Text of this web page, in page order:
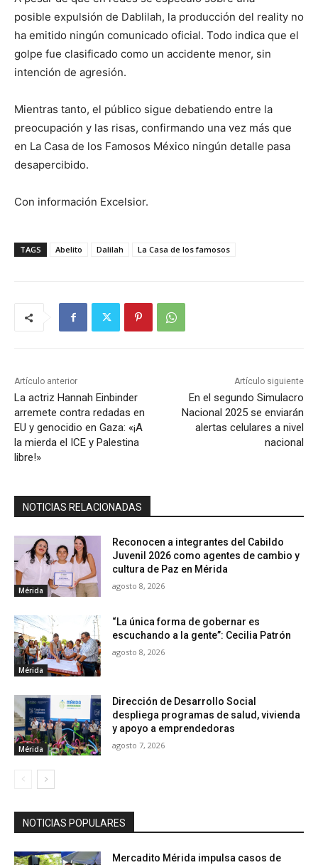
posible expulsión de Dablilah, la producción del reality no
ha emitido ningún comunicado oficial. Todo indica que el
golpe fue clasificado como un accidente menor, sin
intención de agresión.
Mientras tanto, el público sigue debatiendo entre la
preocupación y las risas, confirmando una vez más que
en La Casa de los Famosos México ningún detalle pasa
desapercibido.
Con información Excelsior.
TAGS Abelito Dalilah La Casa de los famosos
Artículo anterior
La actriz Hannah Einbinder
arremete contra redadas en
EU y genocidio en Gaza: «¡A
la mierda el ICE y Palestina
libre!»
Artículo siguiente
En el segundo Simulacro
Nacional 2025 se enviarán
alertas celulares a nivel
nacional
NOTICIAS RELACIONADAS
Mérida
Reconocen a integrantes del Cabildo
Juvenil 2026 como agentes de cambio y
cultura de Paz en Mérida
agosto 8, 2026
Mérida
“La única forma de gobernar es
escuchando a la gente”: Cecilia Patrón
agosto 8, 2026
Mérida
Dirección de Desarrollo Social
despliega programas de salud, vivienda
y apoyo a emprendedoras
agosto 7, 2026
NOTICIAS POPULARES
Mercadito Mérida impulsa casos de